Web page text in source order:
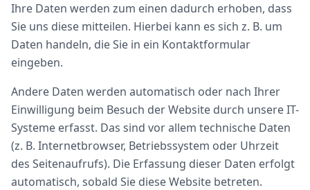
Ihre Daten werden zum einen dadurch erhoben, dass
Sie uns diese mitteilen. Hierbei kann es sich z. B. um
Daten handeln, die Sie in ein Kontaktformular
eingeben.
Andere Daten werden automatisch oder nach Ihrer
Einwilligung beim Besuch der Website durch unsere IT-
Systeme erfasst. Das sind vor allem technische Daten
(z. B. Internetbrowser, Betriebssystem oder Uhrzeit
des Seitenaufrufs). Die Erfassung dieser Daten erfolgt
automatisch, sobald Sie diese Website betreten.